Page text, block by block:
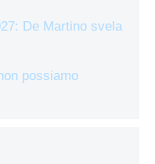
De Martino svela
possiamo